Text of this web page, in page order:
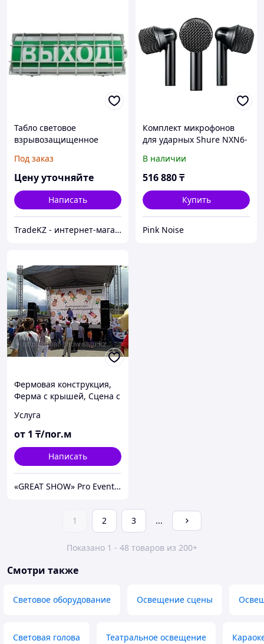
Табло световое
взрывозащищенное
комплекте УПКОП135-1-
2ПМ
Под заказ
Цену уточняйте
Написать
TradeKZ - интернет-магазин
Комплект микрофонов
для ударных Shure NXN6-
В наличии
516 880₸
Купить
Pink Noise
Фермовая конструкция,
Ферма с крышей, Сцена с
договорная.
Услуга
от 1 ₸/пог.м
Написать
«GREAT SHOW» Pro Events Group - Аренда ЗВУКА, СВЕТА, СЦЕНЫ, LED - ЭКРАНОВ для любых мероприятий
1 2 3 ...
Показано 1 - 48 товаров из 200+
Смотри также
Световое оборудование Освещение сцены
Световая голова Театральное освещение